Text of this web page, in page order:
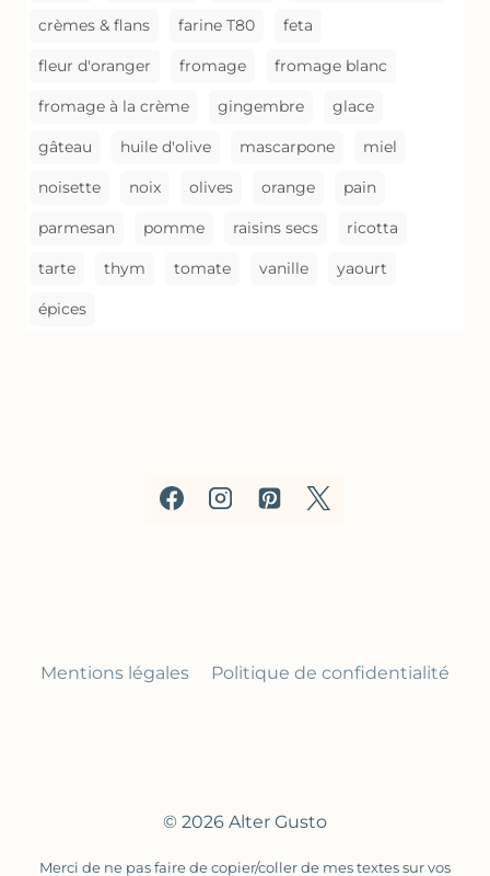
crèmes & flans farine T80 feta
fleur d'oranger fromage fromage blanc
fromage à la crème gingembre glace
gâteau huile d'olive mascarpone miel
noisette noix olives orange pain
parmesan pomme raisins secs ricotta
tarte thym tomate vanille yaourt
épices
Mentions légales Politique de confidentialité
© 2026 Alter Gusto
Merci de ne pas faire de copier/coller de mes textes sur vos